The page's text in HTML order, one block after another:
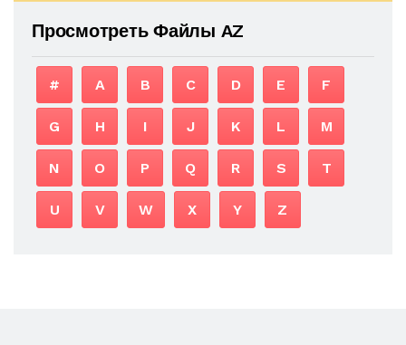
Просмотреть Файлы AZ
# A B C D E F
G H I J K L M
N O P Q R S T
U V W X Y Z